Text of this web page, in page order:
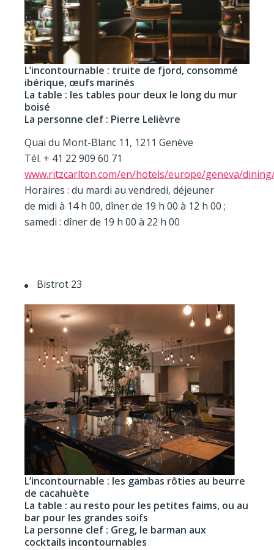
L’incontournable : truite de fjord, consommé
ibérique, œufs marinés
La table : les tables pour deux le long du mur
boisé
La personne clef : Pierre Lelièvre
Quai du Mont-Blanc 11, 1211 Genève
Tél. + 41 22 909 60 71
www.ritzcarlton.com/en/hotels/europe/geneva/
Horaires : du mardi au vendredi, déjeuner
de midi à 14 h 00, dîner de 19 h 00 à 12 h 00 ;
samedi : dîner de 19 h 00 à 22 h 00
Bistrot 23
L’incontournable : les gambas rôties au beurre
de cacahuète
La table : au resto pour les petites faims, ou au
bar pour les grandes soifs
La personne clef : Greg, le barman aux
cocktails incontournables